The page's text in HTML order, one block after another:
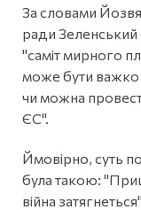
За словами
ради Зеленський
"саміт мирного
може бути важко
чи можна
ЄС".
Ймовірно, суть
була такою:
війна затягнеться".